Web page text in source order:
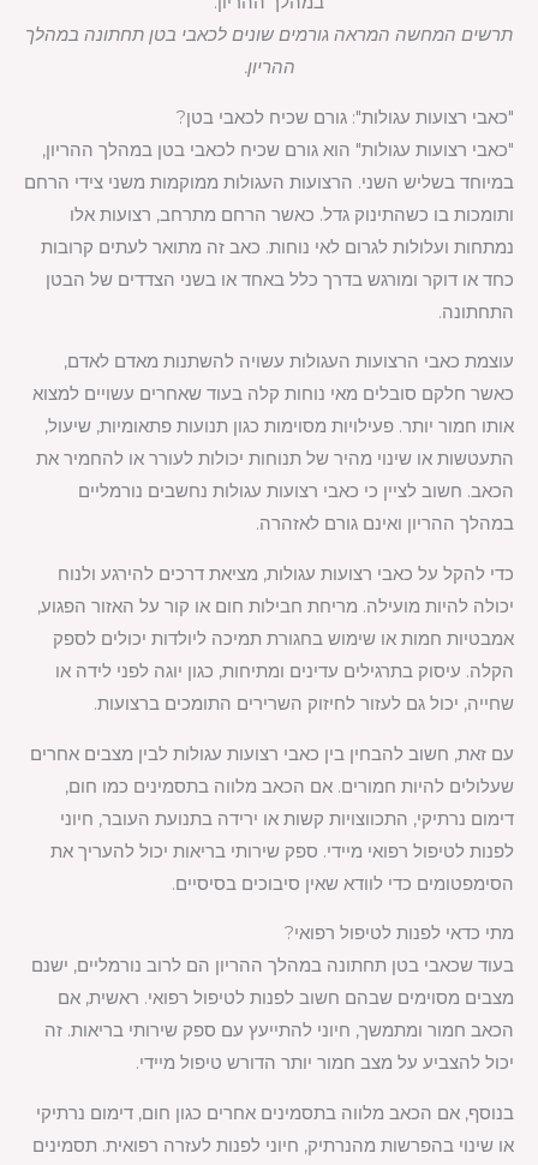
תרשים המחשה המראה גורמים שונים לכאבי בטן תחתונה במהלך
ההריון.
"כאבי רצועות עגולות": גורם שכיח לכאבי בטן?
"כאבי רצועות עגולות" הוא גורם שכיח לכאבי בטן במהלך ההריון,
במיוחד בשליש השני. הרצועות העגולות ממוקמות משני צידי הרחם
ותומכות בו כשהתינוק גדל. כאשר הרחם מתרחב, רצועות אלו
נמתחות ועלולות לגרום לאי נוחות. כאב זה מתואר לעתים קרובות
כחד או דוקר ומורגש בדרך כלל באחד או בשני הצדדים של הבטן
התחתונה.
עוצמת כאבי הרצועות העגולות עשויה להשתנות מאדם לאדם,
כאשר חלקם סובלים מאי נוחות קלה בעוד שאחרים עשויים למצוא
אותו חמור יותר. פעילויות מסוימות כגון תנועות פתאומיות, שיעול,
התעטשות או שינוי מהיר של תנוחות יכולות לעורר או להחמיר את
הכאב. חשוב לציין כי כאבי רצועות עגולות נחשבים נורמליים
במהלך ההריון ואינם גורם לאזהרה.
כדי להקל על כאבי רצועות עגולות, מציאת דרכים להירגע ולנוח
יכולה להיות מועילה. מריחת חבילות חום או קור על האזור הפגוע,
אמבטיות חמות או שימוש בחגורת תמיכה ליולדות יכולים לספק
הקלה. עיסוק בתרגילים עדינים ומתיחות, כגון יוגה לפני לידה או
שחייה, יכול גם לעזור לחיזוק השרירים התומכים ברצועות.
עם זאת, חשוב להבחין בין כאבי רצועות עגולות לבין מצבים אחרים
שעלולים להיות חמורים. אם הכאב מלווה בתסמינים כמו חום,
דימום נרתיקי, התכווצויות קשות או ירידה בתנועת העובר, חיוני
לפנות לטיפול רפואי מיידי. ספק שירותי בריאות יכול להעריך את
הסימפטומים כדי לוודא שאין סיבוכים בסיסיים.
מתי כדאי לפנות לטיפול רפואי?
בעוד שכאבי בטן תחתונה במהלך ההריון הם לרוב נורמליים, ישנם
מצבים מסוימים שבהם חשוב לפנות לטיפול רפואי. ראשית, אם
הכאב חמור ומתמשך, חיוני להתייעץ עם ספק שירותי בריאות. זה
יכול להצביע על מצב חמור יותר הדורש טיפול מיידי.
בנוסף, אם הכאב מלווה בתסמינים אחרים כגון חום, דימום נרתיקי
או שינוי בהפרשות מהנרתיק, חיוני לפנות לעזרה רפואית. תסמינים